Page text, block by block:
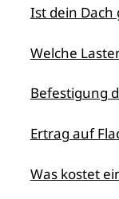
Ist dein Dach
Welche
Befestigung
Ertrag auf
Was kostet